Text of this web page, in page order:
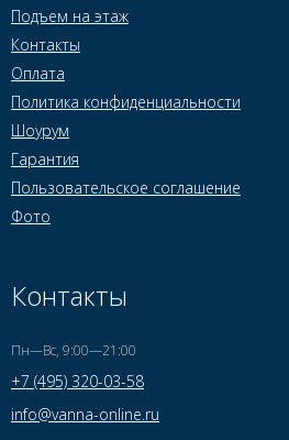
Подъем на этаж
Контакты
Оплата
Политика конфиденциальности
Шоурум
Гарантия
Пользовательское соглашение
Фото
Контакты
Пн—Вс, 9:00—21:00
+7 (495) 320-03-58
info@vanna-online.ru